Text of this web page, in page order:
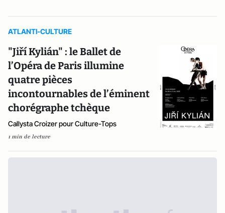
ATLANTI-CULTURE
"Jiří Kylián" : le Ballet de
l’Opéra de Paris illumine
quatre pièces
incontournables de l’éminent
chorégraphe tchèque
Callysta Croizer pour Culture-Tops
1 min de lecture